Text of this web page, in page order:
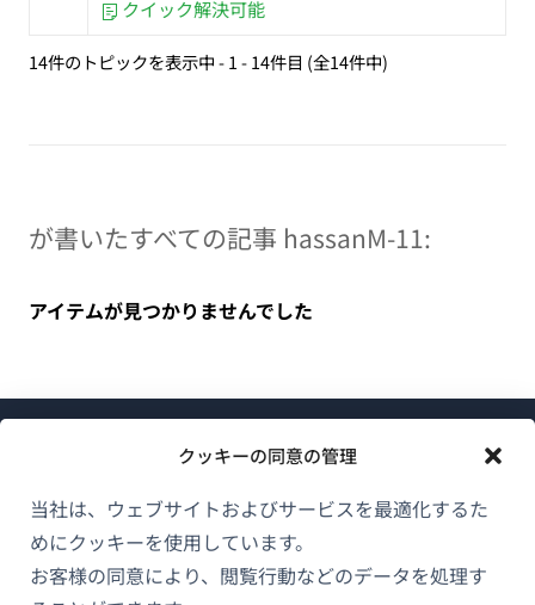
クッキーの同意の管理
当社は、ウェブサイトおよびサービスを最適化するた
めにクッキーを使用しています。
お客様の同意により、閲覧行動などのデータを処理す
クイック解決可能
14件のトピックを表示中 - 1 - 14件目 (全14件中)
が書いたすべての記事 hassanM-11:
アイテムが見つかりませんでした
WPMLについて